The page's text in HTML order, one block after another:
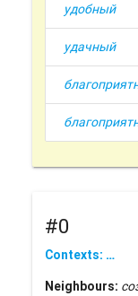
удобный
удачный
#0
Contexts: …
Neighbours: